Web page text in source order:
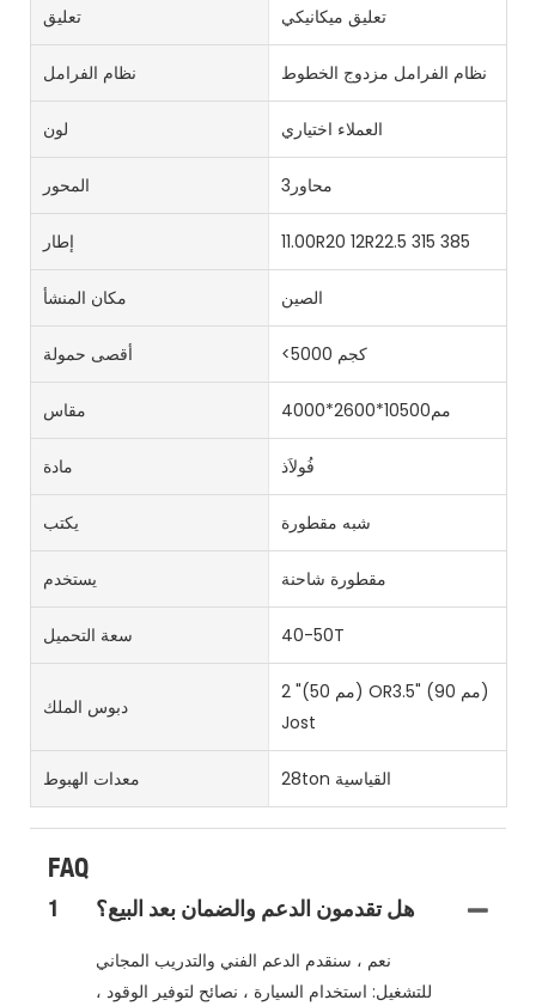
تعليق تعليق ميكانيكي
نظام الفرامل نظام الفرامل مزدوج الخطوط
لون العملاء اختياري
المحور محاور3
إطار 11.00R20 12R22.5 315 385
مكان المنشأ الصين
أقصى حمولة <5000 كجم
مقاس مم10500*2600*4000
مادة فُولاَذ
يكتب شبه مقطورة
يستخدم مقطورة شاحنة
سعة التحميل 40-50T
دبوس الملك
2 "(50 مم) OR3.5" (90 مم)
Jost
معدات الهبوط 28ton القياسية
FAQ
1 هل تقدمون الدعم والضمان بعد البيع؟
نعم ، سنقدم الدعم الفني والتدريب المجاني
للتشغيل: استخدام السيارة ، نصائح لتوفير الوقود ،